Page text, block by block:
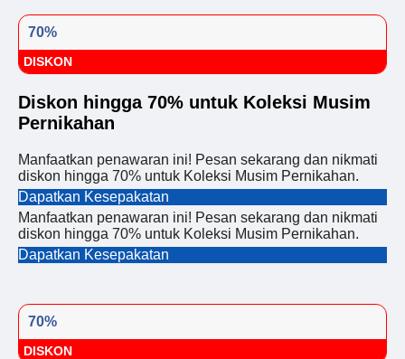
70%
DISKON
Diskon hingga 70% untuk Koleksi Musim
Pernikahan
Manfaatkan penawaran ini! Pesan sekarang dan nikmati
diskon hingga 70% untuk Koleksi Musim Pernikahan.
Dapatkan Kesepakatan
Manfaatkan penawaran ini! Pesan sekarang dan nikmati
diskon hingga 70% untuk Koleksi Musim Pernikahan.
Dapatkan Kesepakatan
70%
DISKON